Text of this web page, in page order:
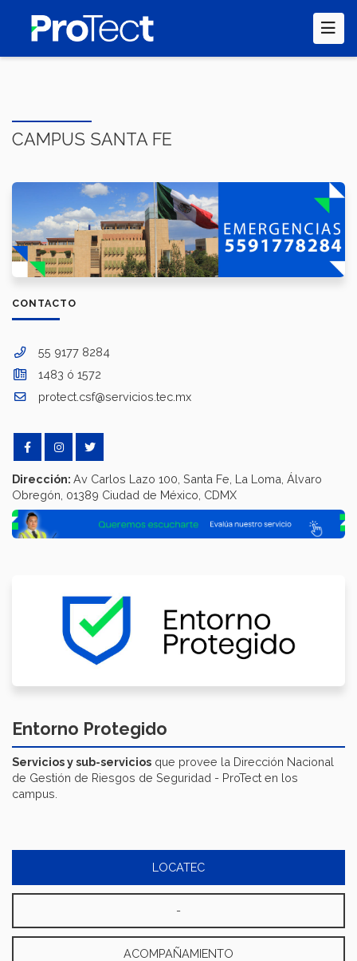
contenido
principal
CAMPUS SANTA FE
CONTACTO
55 9177 8284
1483 ó 1572
protect.csf@servicios.tec.mx
Dirección: Av Carlos Lazo 100, Santa Fe, La Loma, Álvaro
Obregón, 01389 Ciudad de México, CDMX
Entorno Protegido
Servicios y sub-servicios que provee la Dirección Nacional
de Gestión de Riesgos de Seguridad - ProTect en los
campus.
LOCATEC
-
ACOMPAÑAMIENTO